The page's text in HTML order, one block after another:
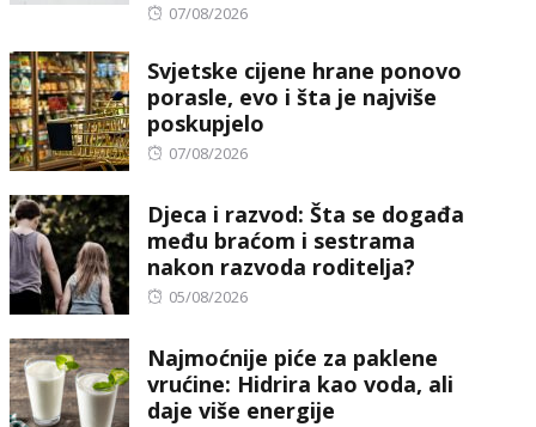
Posted
07/08/2026
Svjetske cijene hrane ponovo
porasle, evo i šta je najviše
poskupjelo
Posted
07/08/2026
Djeca i razvod: Šta se događa
među braćom i sestrama
nakon razvoda roditelja?
Posted
05/08/2026
Najmoćnije piće za paklene
vrućine: Hidrira kao voda, ali
daje više energije